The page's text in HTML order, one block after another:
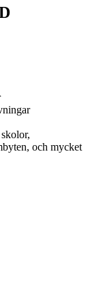
och mycket